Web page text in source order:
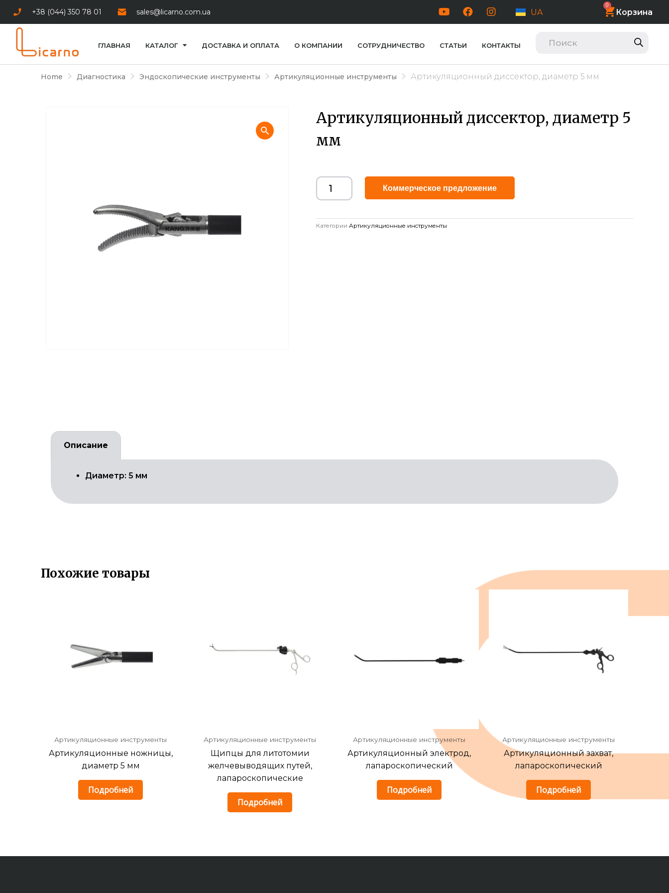
+38 (044) 350 78 01 sales@licarno.com.ua UA
0
Корзина
ГЛАВНАЯ КАТАЛОГ ДОСТАВКА И ОПЛАТА О КОМПАНИИ СОТРУДНИЧЕСТВО СТАТЬИ КОНТАКТЫ
Home Диагностика Эндоскопические инструменты Артикуляционные инструменты Артикуляционный диссектор, диаметр 5 мм
Артикуляционный диссектор, диаметр 5
мм
Коммерческое предложение
Категории Артикуляционные инструменты
Описание
Диаметр: 5 мм
Похожие товары
Артикуляционные инструменты
Артикуляционные ножницы,
диаметр 5 мм
Подробней
Артикуляционные инструменты
Щипцы для литотомии
желчевыводящих путей,
лапароскопические
Подробней
Артикуляционные инструменты
Артикуляционный электрод,
лапароскопический
Подробней
Артикуляционные инструменты
Артикуляционный захват,
лапароскопический
Подробней